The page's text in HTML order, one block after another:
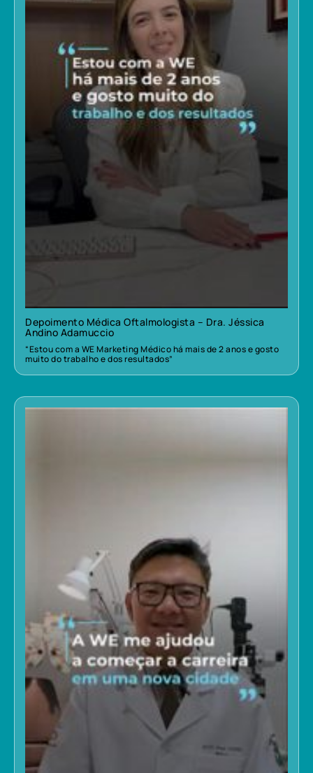
Depoimento Médica Oftalmologista – Dra. Jéssica
Andino Adamuccio
“Estou com a WE Marketing Médico há mais de 2 anos e gosto
muito do trabalho e dos resultados”